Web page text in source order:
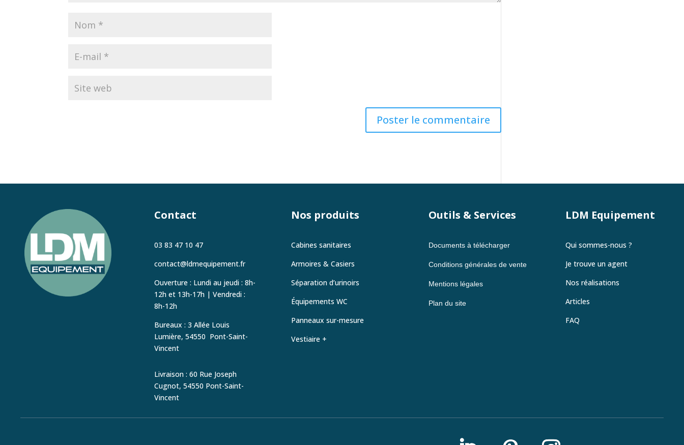
Contact
03 83 47 10 47
contact@ldmequipement.fr
Ouverture : Lundi au jeudi : 8h-
12h et 13h-17h | Vendredi :
8h-12h
Bureaux : 3 Allée Louis
Lumière, 54550 Pont-Saint-
Vincent
Livraison : 60 Rue Joseph
Cugnot, 54550 Pont-Saint-
Vincent
Nos produits
Cabines sanitaires
Armoires & Casiers
Séparation d’urinoirs
Équipements WC
Panneaux sur-mesure
Vestiaire +
Outils & Services
Documents à télécharger
Conditions générales de vente
Mentions légales
Plan du site
LDM Equipement
Qui sommes-nous ?
Je trouve un agent
Nos réalisations
Articles
FAQ